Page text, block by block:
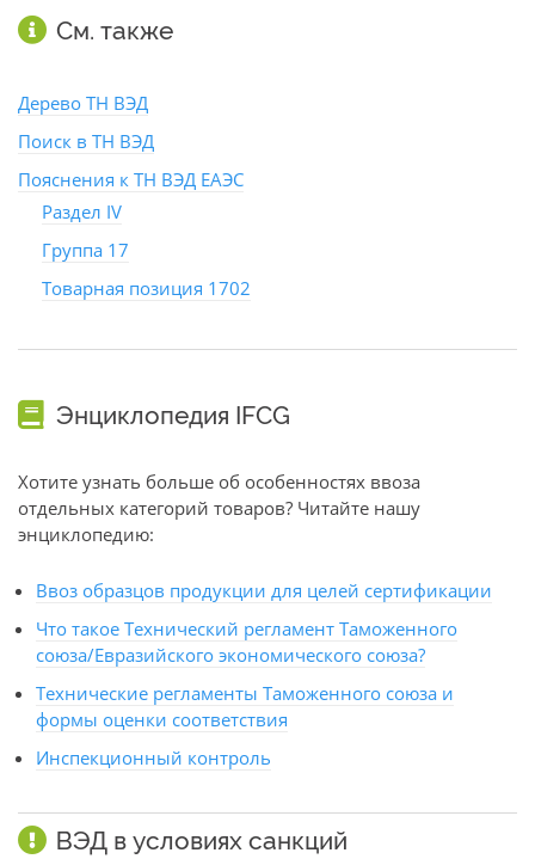
См. также
Дерево ТН ВЭД
Поиск в ТН ВЭД
Пояснения к ТН ВЭД ЕАЭС
Раздел IV
Группа 17
Товарная позиция 1702
Энциклопедия IFCG
Хотите узнать больше об особенностях ввоза
отдельных категорий товаров? Читайте нашу
энциклопедию:
Ввоз образцов продукции для целей сертификации
Что такое Технический регламент Таможенного
союза/Евразийского экономического союза?
Технические регламенты Таможенного союза и
формы оценки соответствия
Инспекционный контроль
ВЭД в условиях санкций